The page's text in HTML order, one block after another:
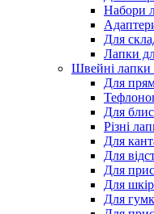
Набори
Для
Лапки
Швейні лапки
Для
Для
Різні
Для
Для
Для
Для
Для